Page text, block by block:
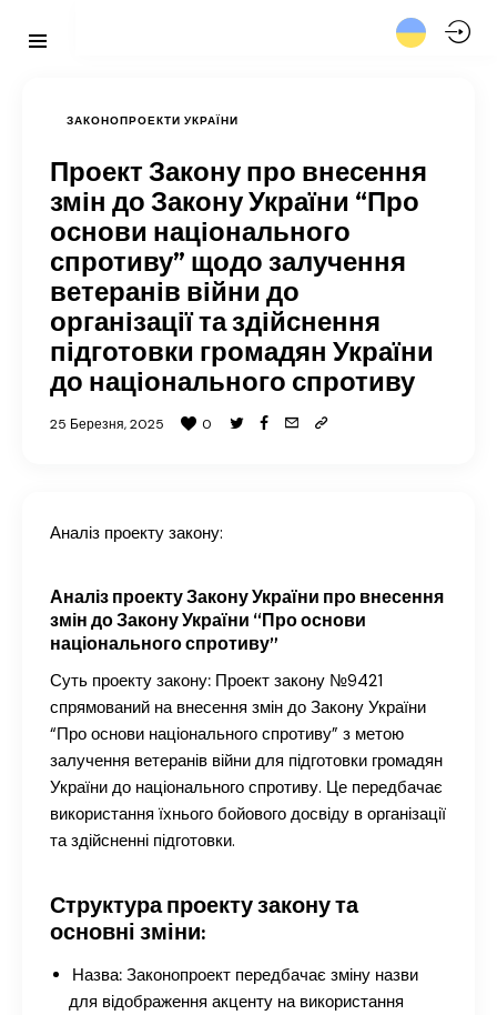
ЗАКОНОПРОЕКТИ УКРАЇНИ
Проект Закону про внесення
змін до Закону України “Про
основи національного
спротиву” щодо залучення
ветеранів війни до
організації та здійснення
підготовки громадян України
до національного спротиву
25 Березня, 2025 0
Аналіз проекту закону:
Аналіз проекту Закону України про внесення
змін до Закону України “Про основи
національного спротиву”
Суть проекту закону: Проект закону №9421
спрямований на внесення змін до Закону України
“Про основи національного спротиву” з метою
залучення ветеранів війни для підготовки громадян
України до національного спротиву. Це передбачає
використання їхнього бойового досвіду в організації
та здійсненні підготовки.
Структура проекту закону та
основні зміни:
Назва: Законопроект передбачає зміну назви
для відображення акценту на використання